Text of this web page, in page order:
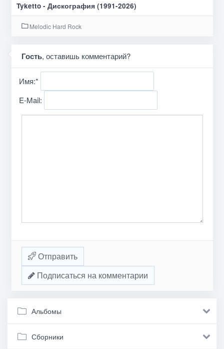
Tyketto - Дискография (1991-2026)
Melodic Hard Rock
Гость, оставишь комментарий?
Имя:*
E-Mail:
Отправить
Подписаться на комментарии
Альбомы
Сборники